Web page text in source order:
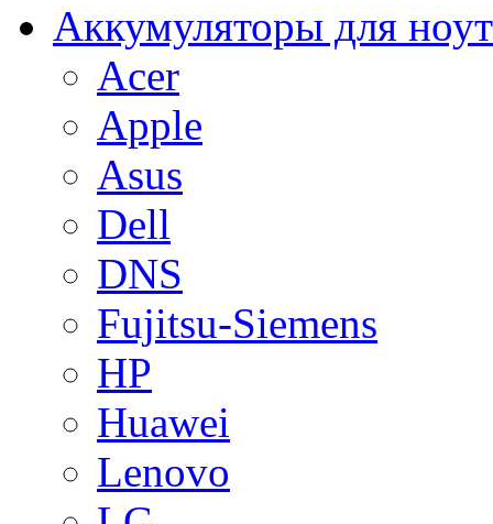
Аккумуляторы для
Acer
Apple
Asus
Dell
DNS
Fujitsu-Siemens
HP
Huawei
Lenovo